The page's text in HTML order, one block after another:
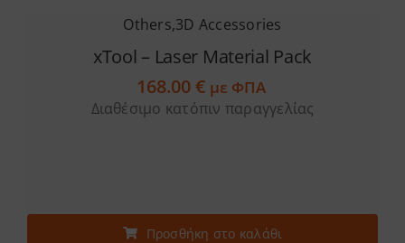
Others,3D Accessories
xTool – Laser Material Pack
168.00€ με ΦΠΑ
Διαθέσιμο κατόπιν παραγγελίας
Προσθήκη στο καλάθι